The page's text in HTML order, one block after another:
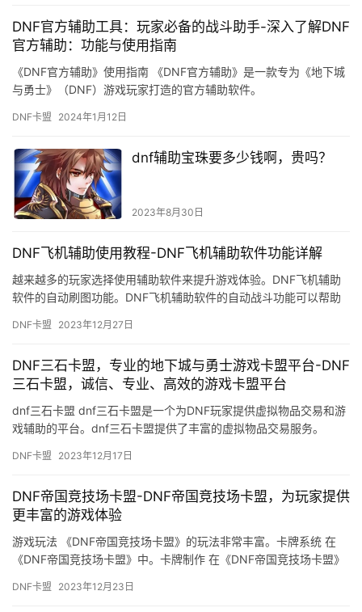
DNF官方辅助工具：玩家必备的战斗助手-深入了解DNF
官方辅助：功能与使用指南
《DNF官方辅助》使用指南 《DNF官方辅助》是一款专为《地下城
与勇士》（DNF）游戏玩家打造的官方辅助软件。
DNF卡盟 2024年1月12日
dnf辅助宝珠要多少钱啊，贵吗？
2023年8月30日
DNF飞机辅助使用教程-DNF飞机辅助软件功能详解
越来越多的玩家选择使用辅助软件来提升游戏体验。DNF飞机辅助
软件的自动刷图功能。DNF飞机辅助软件的自动战斗功能可以帮助
DNF卡盟 2023年12月27日
DNF三石卡盟，专业的地下城与勇士游戏卡盟平台-DNF
三石卡盟，诚信、专业、高效的游戏卡盟平台
dnf三石卡盟 dnf三石卡盟是一个为DNF玩家提供虚拟物品交易和游
戏辅助的平台。dnf三石卡盟提供了丰富的虚拟物品交易服务。
DNF卡盟 2023年12月17日
DNF帝国竞技场卡盟-DNF帝国竞技场卡盟，为玩家提供
更丰富的游戏体验
游戏玩法 《DNF帝国竞技场卡盟》的玩法非常丰富。卡牌系统 在
《DNF帝国竞技场卡盟》中。卡牌制作 在《DNF帝国竞技场卡盟》
DNF卡盟 2023年12月23日